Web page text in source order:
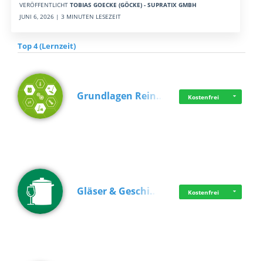
VERÖFFENTLICHT TOBIAS GOECKE (GÖCKE) - SUPRATIX GMBH
JUNI 6, 2026 | 3 MINUTEN LESEZEIT
Top 4 (Lernzeit)
Grundlagen Rein… Kostenfrei
Gläser & Geschi… Kostenfrei